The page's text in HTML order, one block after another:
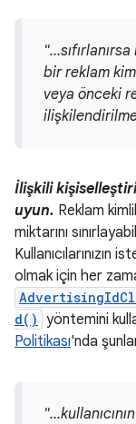
bir reklam
veya önceki
İlişkili
uyun. Reklam
miktarını
Kullanıcılarınızın
olmak için her
d() yöntemini
Politikası'nda